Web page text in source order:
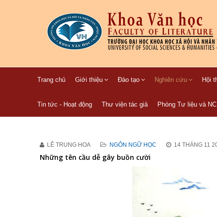
Trang chủ Giới thiệu Đào tạo Nghiên cứu Hội
Tin tức - Hoạt động Thư viện tác giả Phòng Tư liệu và
LÊ TRUNG HOA NGÔN NGỮ HỌC 14 THÁNG 11
Những tên cầu dễ gây buồn cười